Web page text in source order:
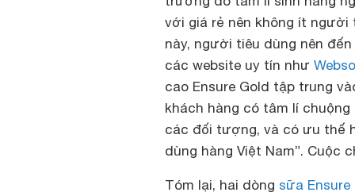
với giá rẻ nên không ít người
này, người tiêu dùng nên
các website uy tín như
cao Ensure Gold tập trung
khách hàng có tâm lí
các đối tượng, và có ưu thế
dùng hàng Việt Nam”. Cuộc
Tóm lại, hai dòng sữa Ensure